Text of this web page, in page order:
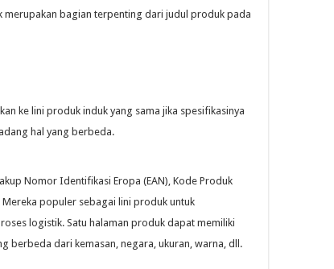
bagian terpenting dari judul produk pada
ke lini produk induk yang sama jika spesifikasinya
hal yang berbeda.
Nomor Identifikasi Eropa (EAN), Kode Produk
Mereka populer sebagai lini produk untuk
logistik. Satu halaman produk dapat memiliki
berbeda dari kemasan, negara, ukuran, warna, dll.